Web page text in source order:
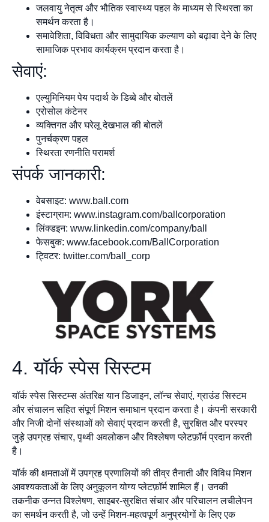
जलवायु नेतृत्व और भौतिक स्वास्थ्य पहल के माध्यम से स्थिरता का
समर्थन करता है।
समावेशिता, विविधता और सामुदायिक कल्याण को बढ़ावा देने के लिए
सामाजिक प्रभाव कार्यक्रम प्रदान करता है।
सेवाएं:
एल्युमिनियम पेय पदार्थ के डिब्बे और बोतलें
एरोसोल कंटेनर
व्यक्तिगत और घरेलू देखभाल की बोतलें
पुनर्चक्रण पहल
स्थिरता रणनीति परामर्श
संपर्क जानकारी:
वेबसाइट: www.ball.com
इंस्टाग्राम: www.instagram.com/ballcorporation
लिंक्डइन: www.linkedin.com/company/ball
फेसबुक: www.facebook.com/BallCorporation
ट्विटर: twitter.com/ball_corp
4. यॉर्क स्पेस सिस्टम
यॉर्क स्पेस सिस्टम्स अंतरिक्ष यान डिजाइन, लॉन्च सेवाएं, ग्राउंड सिस्टम
और संचालन सहित संपूर्ण मिशन समाधान प्रदान करता है। कंपनी सरकारी
और निजी दोनों संस्थाओं को सेवाएं प्रदान करती है, सुरक्षित और परस्पर
जुड़े उपग्रह संचार, पृथ्वी अवलोकन और विश्लेषण प्लेटफ़ॉर्म प्रदान करती
है।
यॉर्क की क्षमताओं में उपग्रह प्रणालियों की तीव्र तैनाती और विविध मिशन
आवश्यकताओं के लिए अनुकूलन योग्य प्लेटफ़ॉर्म शामिल हैं। उनकी
तकनीक उन्नत विश्लेषण, साइबर-सुरक्षित संचार और परिचालन लचीलेपन
का समर्थन करती है, जो उन्हें मिशन-महत्वपूर्ण अनुप्रयोगों के लिए एक